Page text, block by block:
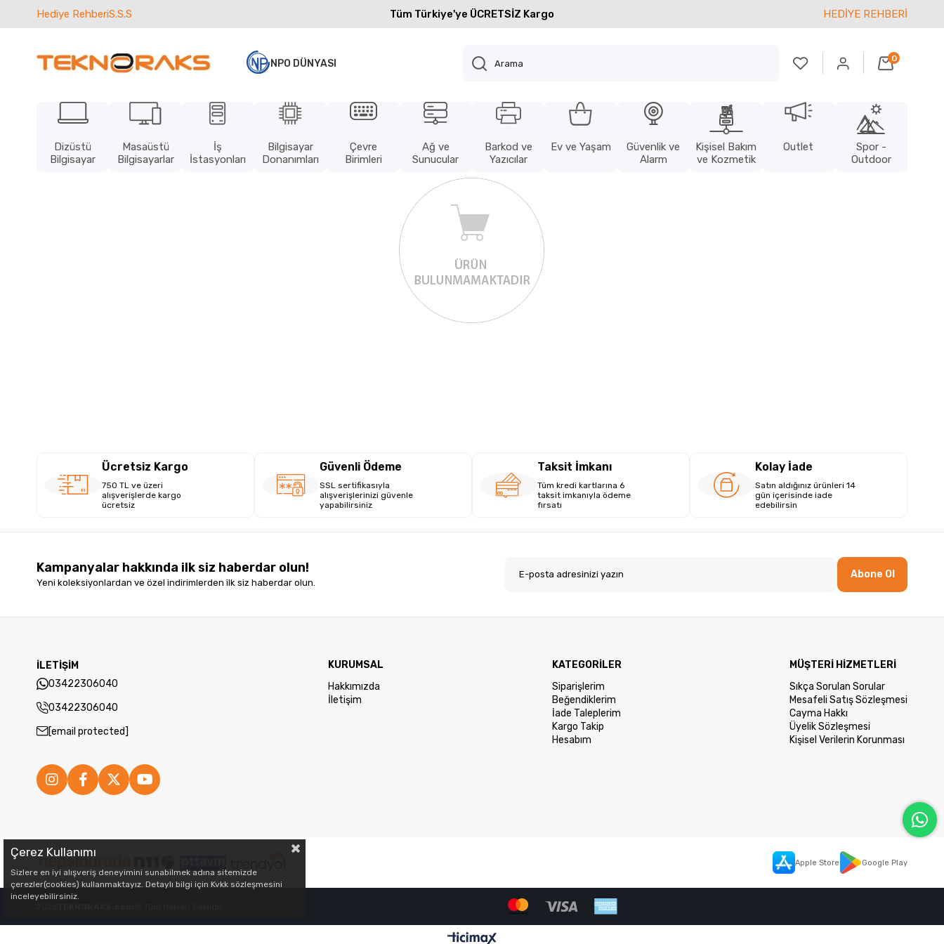
Hediye RehberiS.S.S Tüm Türkiye'ye ÜCRETSİZ Kargo HEDİYE REHBERİ
NPO DÜNYASI 0
Dizüstü
Bilgisayar
Masaüstü
Bilgisayarlar
İş
İstasyonları
Bilgisayar
Donanımları
Çevre
Birimleri
Ağ ve
Sunucular
Barkod ve
Yazıcılar
Ev ve Yaşam
Güvenlik ve
Alarm
Kişisel Bakım
ve Kozmetik
Outlet
Spor -
Outdoor
Ücretsiz Kargo
750 TL ve üzeri
alışverişlerde kargo
ücretsiz
Güvenli Ödeme
SSL sertifikasıyla
alışverişlerinizi güvenle
yapabilirsiniz
Taksit İmkanı
Tüm kredi kartlarına 6
taksit imkanıyla ödeme
fırsatı
Kolay İade
Satın aldığınız ürünleri 14
gün içerisinde iade
edebilirsin
Kampanyalar hakkında ilk siz haberdar olun!
Yeni koleksiyonlardan ve özel indirimlerden ilk siz haberdar olun.
Abone Ol
İLETİŞİM
03422306040
03422306040
[email protected]
KURUMSAL
Hakkımızda
İletişim
KATEGORİLER
Siparişlerim
Beğendiklerim
İade Taleplerim
Kargo Takip
Hesabım
MÜŞTERİ HİZMETLERİ
Sıkça Sorulan Sorular
Mesafeli Satış Sözleşmesi
Cayma Hakkı
Üyelik Sözleşmesi
Kişisel Verilerin Korunması
Apple Store Google Play
Çerez Kullanımı
Sizlere en iyi alışveriş deneyimini sunabilmek adına sitemizde
çerezler(cookies) kullanmaktayız. Detaylı bilgi için Kvkk sözleşmesini
inceleyebilirsiniz.